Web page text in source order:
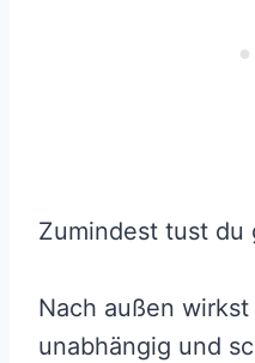
Zumindest tust du
Nach außen
unabhängig und